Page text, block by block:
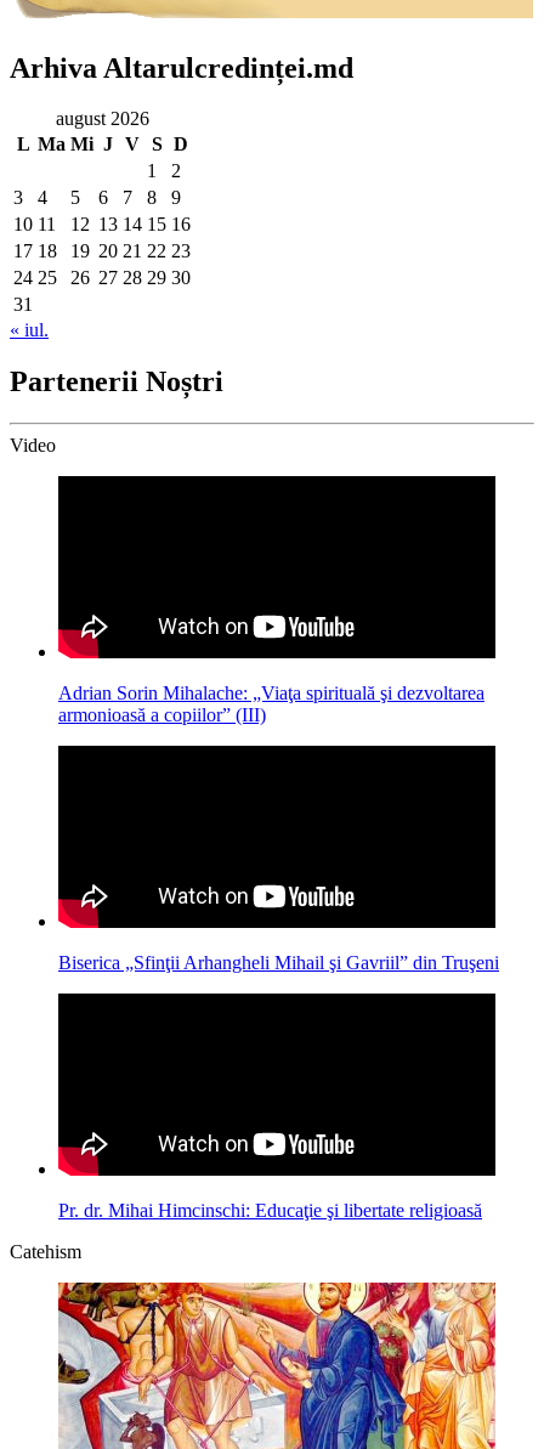
Arhiva Altarulcredinței.md
august 2026
L Ma Mi J V S D
1
2
3
4 5 6 7 8
9
10 11 12 13 14 15 16
17 18 19 20 21 22 23
24 25 26 27 28 29 30
31
« iul.
Partenerii Noștri
Video
Adrian Sorin Mihalache: „Viaţa spirituală şi dezvoltarea
armonioasă a copiilor” (III)
Biserica „Sfinţii Arhangheli Mihail şi Gavriil” din Truşeni
Pr. dr. Mihai Himcinschi: Educaţie şi libertate religioasă
Catehism